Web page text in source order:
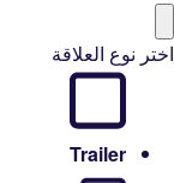
اختر نوع العلاقة
Trailer